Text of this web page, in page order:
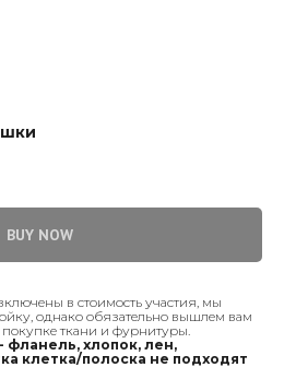
BUY NOW
в стоимость участия, мы
однако обязательно вышлем вам
ткани и фурнитуры.
хлопок, лен,
клетка/полоска не подходят